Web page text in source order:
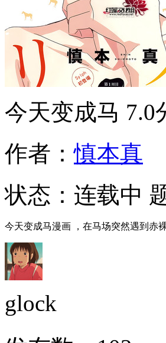
今天变成马 7.0
作者：慎本真
状态： 连载中
今天变成马漫画 ，在马场突然遇到赤
glock